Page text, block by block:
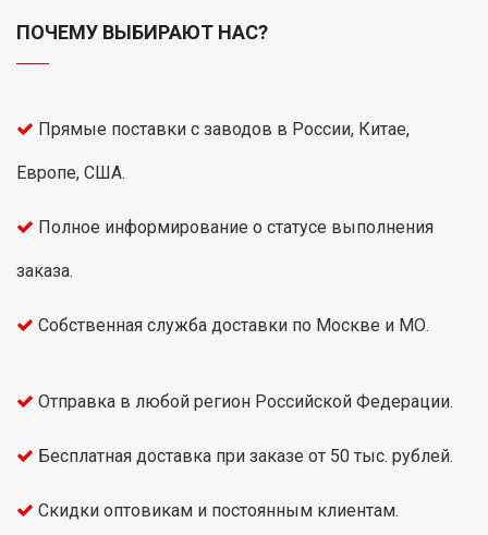
ПОЧЕМУ ВЫБИРАЮТ НАС?
Прямые поставки с заводов в России, Китае,
Европе, США.
Полное информирование о статусе выполнения
заказа.
Собственная служба доставки по Москве и МО.
Отправка в любой регион Российской Федерации.
Бесплатная доставка при заказе от 50 тыс. рублей.
Скидки оптовикам и постоянным клиентам.